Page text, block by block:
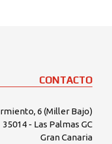
CONTACTO
6 (Miller Bajo)
35014 - Las Palmas GC
Gran Canaria